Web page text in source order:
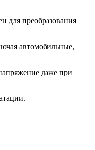
для преобразования
автомобильные,
даже при